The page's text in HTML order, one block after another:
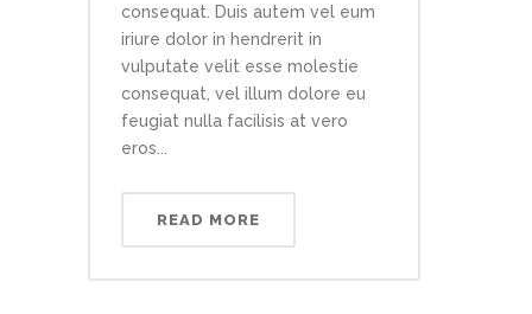
consequat. Duis autem vel eum
iriure dolor in hendrerit in
vulputate velit esse molestie
consequat, vel illum dolore eu
feugiat nulla facilisis at vero
eros...
READ MORE